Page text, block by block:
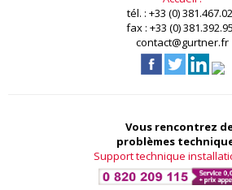
tél. : +33 (0)
fax : +33 (0)
contact@gurtner.fr
Vous rencontrez
problèmes
Support technique